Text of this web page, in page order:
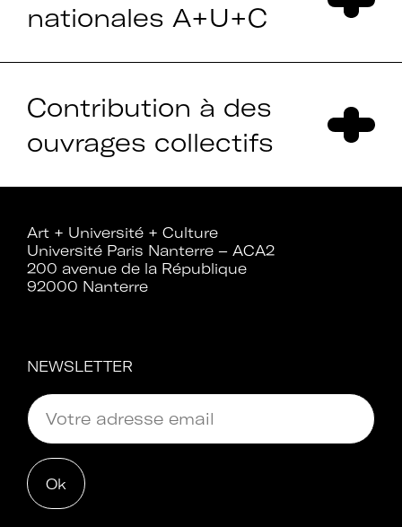
Rejoignez le réseau A+U+C
Téléchargez le bulletin
Adhérer à Art + Université + Culture,
c’est :
nationales A+U+C
Contribution à des
ouvrages collectifs
Art + Université + Culture
Université Paris Nanterre – ACA2
200 avenue de la République
92000 Nanterre
NEWSLETTER